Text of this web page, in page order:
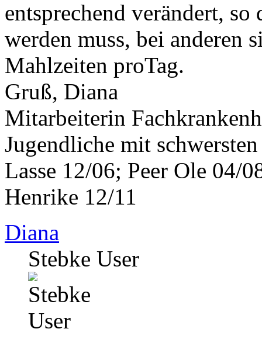
entsprechend verändert,
werden muss, bei anderen
Mahlzeiten proTag.
Gruß, Diana
Mitarbeiterin
Jugendliche mit
Lasse 12/06; Peer Ole 04/
Henrike 12/11
Diana
Stebke User